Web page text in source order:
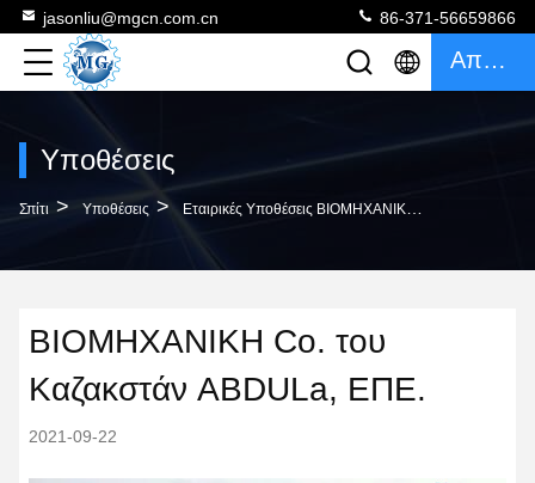
jasonliu@mgcn.com.cn 86-371-56659866
Απόσπασμα
Υποθέσεις
Σπίτι > Υποθέσεις > Εταιρικές Υποθέσεις ΒΙΟΜΗΧΑΝΙΚΗ Co. Του Καζακστάν ABDULa, ΕΠΕ.
ΒΙΟΜΗΧΑΝΙΚΗ Co. του
Καζακστάν ABDULa, ΕΠΕ.
2021-09-22